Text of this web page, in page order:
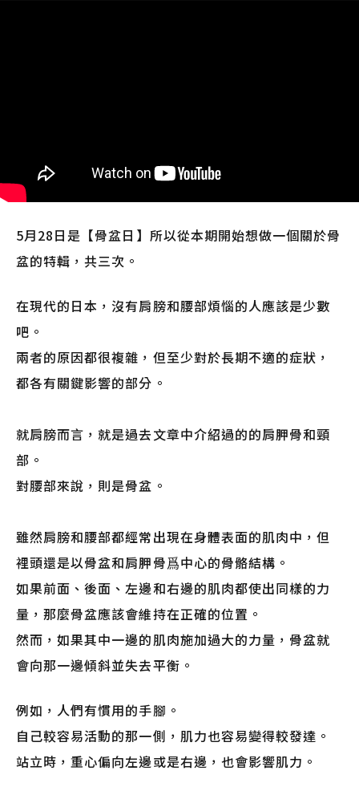
5月28日是【骨盆日】所以從本期開始想做一個關於骨
盆的特輯，共三次。
在現代的日本，沒有肩膀和腰部煩惱的人應該是少數
吧。
兩者的原因都很複雜，但至少對於長期不適的症狀，
都各有關鍵影響的部分。
就肩膀而言，就是過去文章中介紹過的的肩胛骨和頸
部。
對腰部來說，則是骨盆。
雖然肩膀和腰部都經常出現在身體表面的肌肉中，但
裡頭還是以骨盆和肩胛骨爲中心的骨骼結構。
如果前面、後面、左邊和右邊的肌肉都使出同樣的力
量，那麼骨盆應該會維持在正確的位置。
然而，如果其中一邊的肌肉施加過大的力量，骨盆就
會向那一邊傾斜並失去平衡。
例如，人們有慣用的手腳。
自己較容易活動的那一側，肌力也容易變得較發達。
站立時，重心偏向左邊或是右邊，也會影響肌力。